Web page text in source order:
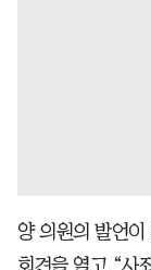
양 의원의 발언